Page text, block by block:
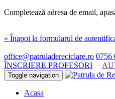
Completează adresa de email,
« Înapoi la formularul de
office@patruladereciclare.ro 0756
ÎNSCRIERE PROFESORI
Toggle navigation
Acasa